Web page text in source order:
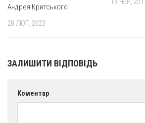
Матері Божої Неустанної
Андрея Критського
28 ЛЮТ, 2023
19 ЧЕР,
ЗАЛИШИТИ ВІДПОВІДЬ
Коментар